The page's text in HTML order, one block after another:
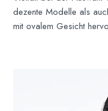
dezente Modelle als
mit ovalem Gesicht